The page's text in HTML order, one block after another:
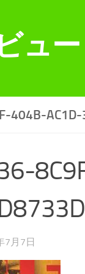
ュー
404B-AC1D-
7月7日